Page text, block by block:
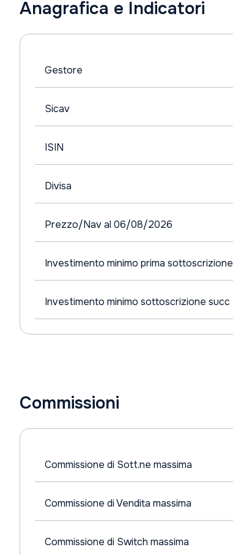
Anagrafica e Indicatori
Gestore
Sicav
ISIN
Divisa
Prezzo/Nav al 06/08/2026
Investimento minimo prima sottoscrizione
Investimento minimo sottoscrizione succ
Commissioni
Commissione di Sott.ne massima
Commissione di Vendita massima
Commissione di Switch massima